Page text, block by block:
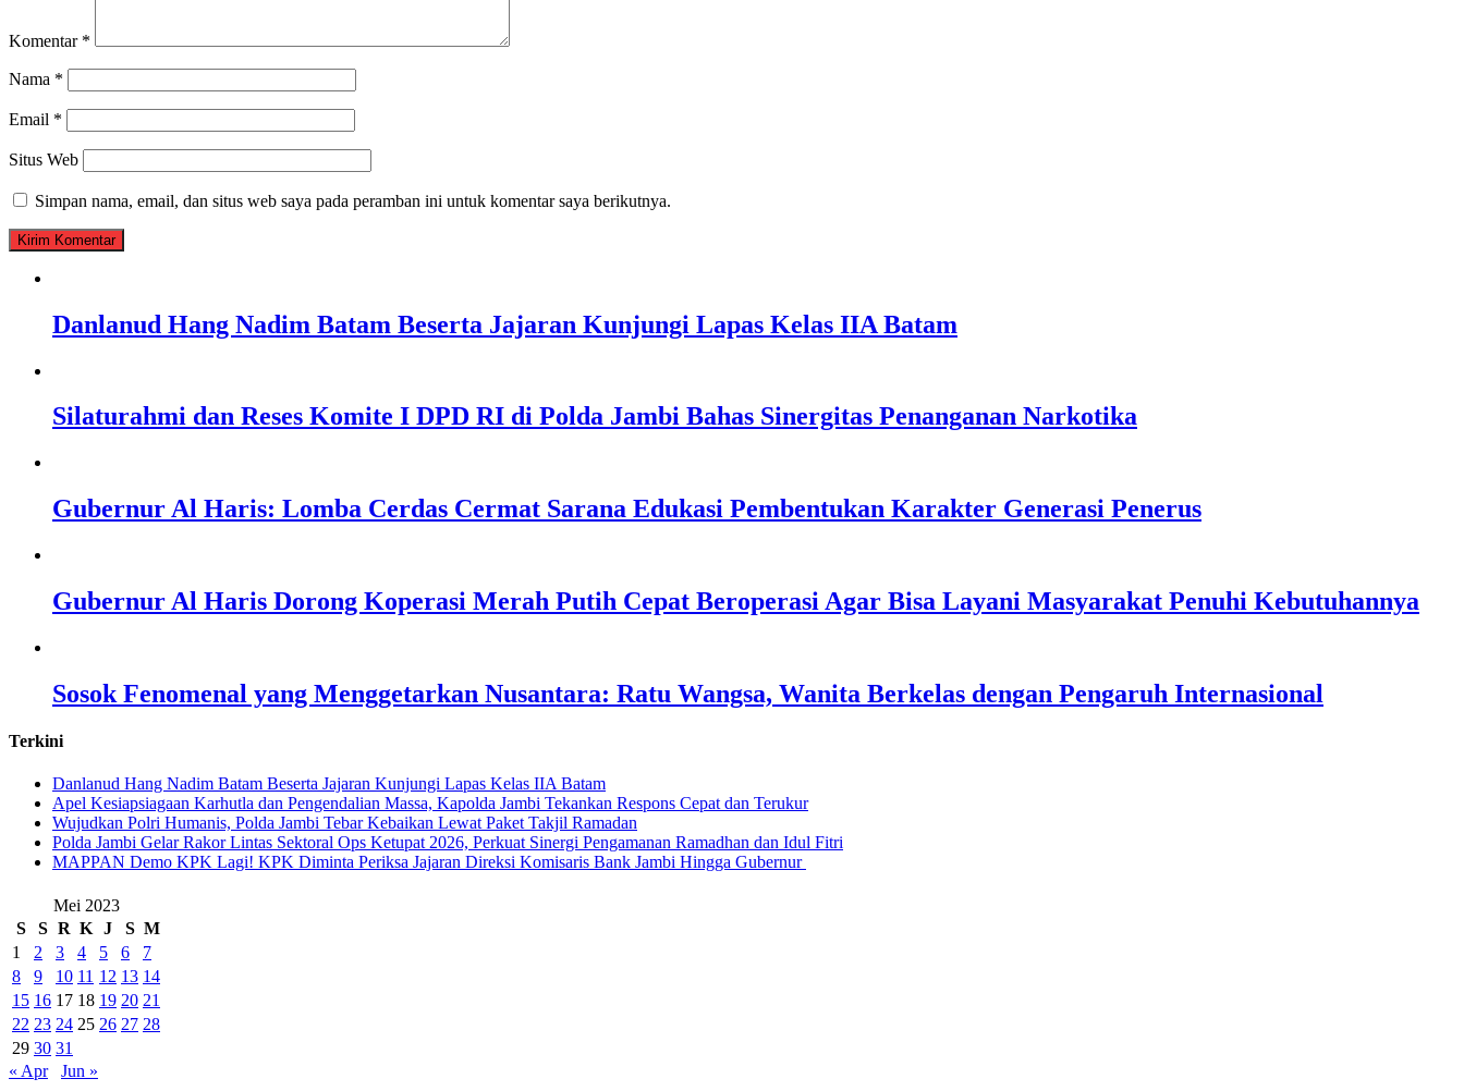
Komentar *
Nama *
Email *
Situs Web
Simpan nama, email, dan situs web saya pada peramban ini untuk komentar saya berikutnya.
Danlanud Hang Nadim Batam Beserta Jajaran Kunjungi Lapas Kelas IIA Batam
Silaturahmi dan Reses Komite I DPD RI di Polda Jambi Bahas Sinergitas Penanganan Narkotika
Gubernur Al Haris: Lomba Cerdas Cermat Sarana Edukasi Pembentukan Karakter Generasi Penerus
Gubernur Al Haris Dorong Koperasi Merah Putih Cepat Beroperasi Agar Bisa Layani Masyarakat Penuhi Kebutuhannya
Sosok Fenomenal yang Menggetarkan Nusantara: Ratu Wangsa, Wanita Berkelas dengan Pengaruh Internasional
Terkini
Danlanud Hang Nadim Batam Beserta Jajaran Kunjungi Lapas Kelas IIA Batam
Apel Kesiapsiagaan Karhutla dan Pengendalian Massa, Kapolda Jambi Tekankan Respons Cepat dan Terukur
Wujudkan Polri Humanis, Polda Jambi Tebar Kebaikan Lewat Paket Takjil Ramadan
Polda Jambi Gelar Rakor Lintas Sektoral Ops Ketupat 2026, Perkuat Sinergi Pengamanan Ramadhan dan Idul Fitri
‎MAPPAN Demo KPK Lagi! KPK Diminta Periksa Jajaran Direksi Komisaris Bank Jambi Hingga Gubernur ‎
Mei 2023
S
S R K J S M
1
2 3 4 5 6
7
8
9 10 11 12 13 14
15 16 17 18 19 20 21
22 23 24 25 26 27 28
29 30 31
« Apr
Jun »